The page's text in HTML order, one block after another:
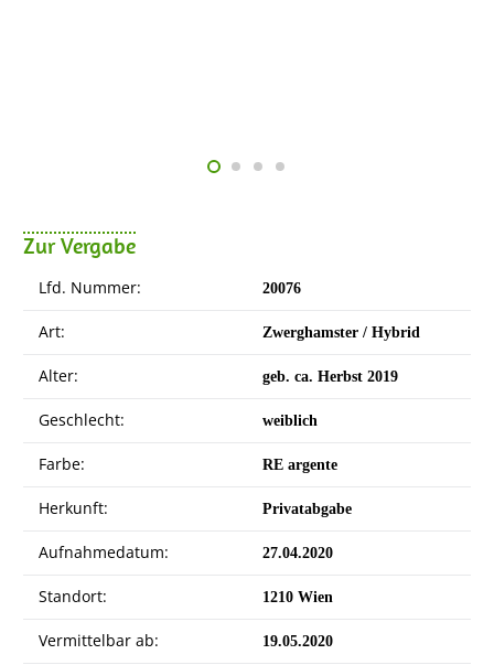
Zur Vergabe
Lfd. Nummer: 20076
Art: Zwerghamster / Hybrid
Alter: geb. ca. Herbst 2019
Geschlecht: weiblich
Farbe: RE argente
Herkunft: Privatabgabe
Aufnahmedatum: 27.04.2020
Standort: 1210 Wien
Vermittelbar ab: 19.05.2020